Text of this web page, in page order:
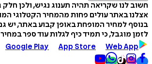
חשוב לנו שקריאה תהיה תענוג נגיש, ולכן
אצלנו באתר עולים פחות מהמחיר הקטלוגי
בנוסף למחיר המופחת באופן קבוע באתר, יש
לזמן מוגבל, כי תמיד כיף לגלות עוד ספר
Google Play
App Store Web App